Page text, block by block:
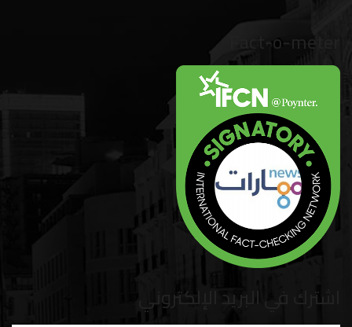
Fact-o-meter
اشترك في البريد الإلكتروني